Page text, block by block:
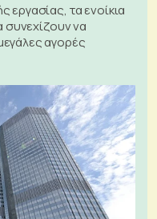
εργασίας, τα ενοίκια
συνεχίζουν να
αγορές